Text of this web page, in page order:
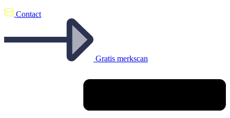
Contact
Gratis merkscan